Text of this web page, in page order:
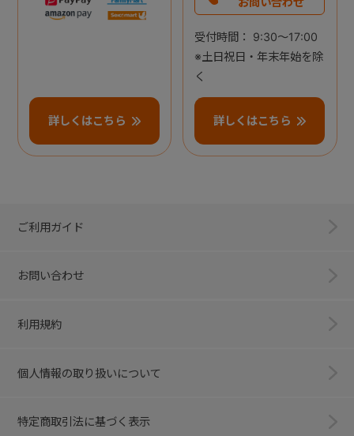
詳しくはこちら
受付時間： 9:30～17:00
※土日祝日・年末年始を除
く
詳しくはこちら
ご利用ガイド
お問い合わせ
利用規約
個人情報の取り扱いについて
特定商取引法に基づく表示